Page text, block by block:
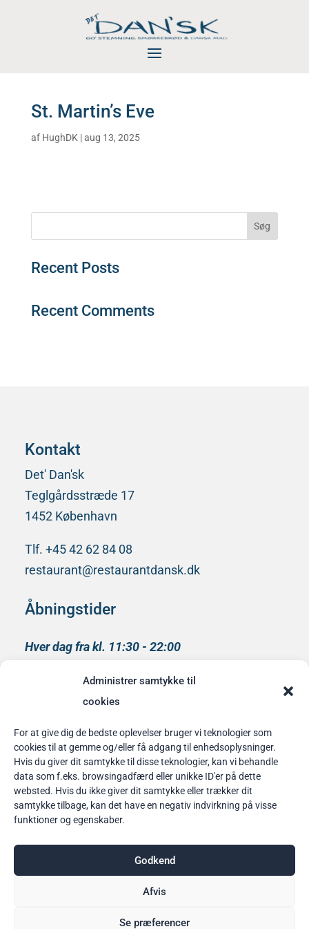
Administrer samtykke til
cookies
For at give dig de bedste oplevelser bruger vi teknologier som
cookies til at gemme og/eller få adgang til enhedsoplysninger.
Hvis du giver dit samtykke til disse teknologier, kan vi behandle
data som f.eks. browsingadfærd eller unikke ID'er på dette
websted. Hvis du ikke giver dit samtykke eller trækker dit
samtykke tilbage, kan det have en negativ indvirkning på visse
funktioner og egenskaber.
Godkend
Afvis
Se præferencer
St. Martin’s Eve
af HughDK|aug 13, 2025
Søg
Recent Posts
Recent Comments
Kontakt
Det' Dan'sk
Teglgårdsstræde 17
1452 København
Tlf. +45 42 62 84 08
restaurant@restaurantdansk.dk
Åbningstider
Hver dag fra kl. 11:30 - 22:00
medlem af
Bordbestilling
her